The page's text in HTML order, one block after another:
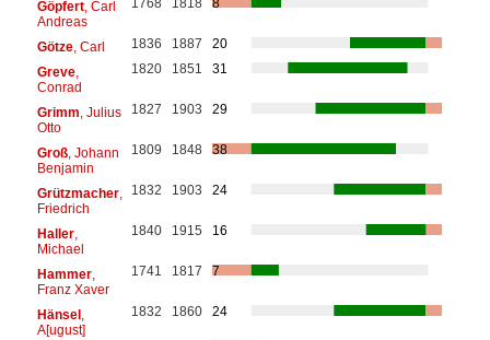
Göpfert, Carl
Andreas
1768 1818 8
Götze, Carl 1836 1887
20
Greve,
Conrad
1820 1851 31
Grimm , Julius
Otto
1827 1903 29
Groß, Johann
Benjamin
1809 1848 38
Grützmacher,
Friedrich
1832 1903 24
Haller,
Michael
1840 1915 16
Hammer,
Franz Xaver
1741 1817 7
Hänsel,
A[ugust]
1832 1860 24